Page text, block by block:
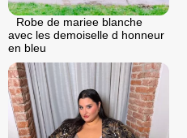
Robe de mariee blanche
avec les demoiselle d honneur
en bleu